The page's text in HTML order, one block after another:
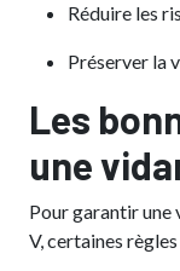
Réduire les
Préserver la
Les
une
Pour garantir une
V, certaines